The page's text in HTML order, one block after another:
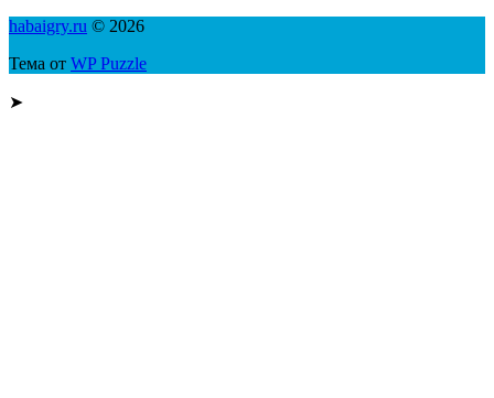
habaigry.ru © 2026
Тема от WP Puzzle
➤